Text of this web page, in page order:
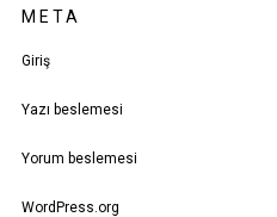
META
Giriş
Yazı beslemesi
Yorum beslemesi
WordPress.org